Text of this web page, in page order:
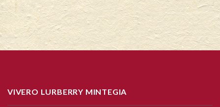
VIVERO LURBERRY MINTEGIA